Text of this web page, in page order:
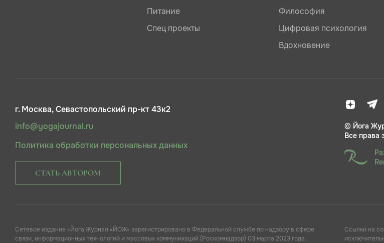
Питание
Спец проекты
Философия
Цифровая психология
Вдохновение
г. Москва, Севастопольский пр-кт 43к2
info@yogajournal.ru
Политика обработки персональных данных
СТАТЬ АВТОРОМ
© Йога
Все права
Сетевое издание «Йога Журнал «ЙОЖ» зарегистрировано в Федеральной службе по надзору в сфере
связи, информационных технологий и массовых коммуникаций (Роскомнадзор) 03 марта 2023 года.
Ссылки на